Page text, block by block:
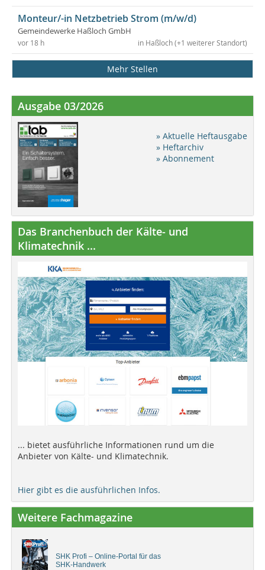
Monteur/-in Netzbetrieb Strom (m/w/d)
Gemeindewerke Haßloch GmbH
in Haßloch (+1 weiterer Standort)
vor 18 h
Mehr Stellen
Ausgabe 03/2026
» Aktuelle Heftausgabe
» Heftarchiv
» Abonnement
Das Branchenbuch der Kälte- und
Klimatechnik ...
... bietet ausführliche Informationen rund um die
Anbieter von Kälte- und Klimatechnik.
Hier gibt es die ausführlichen Infos.
Weitere Fachmagazine
SHK Profi – Online-Portal für das
SHK-Handwerk